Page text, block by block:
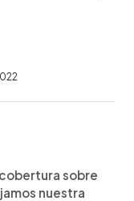
sobre
nuestra